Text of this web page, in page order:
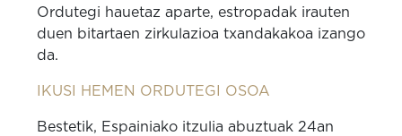
Ordutegi hauetaz aparte, estropadak irauten
duen bitartaen zirkulazioa txandakakoa izango
da.
IKUSI HEMEN ORDUTEGI OSOA
Bestetik, Espainiako itzulia abuztuak 24an